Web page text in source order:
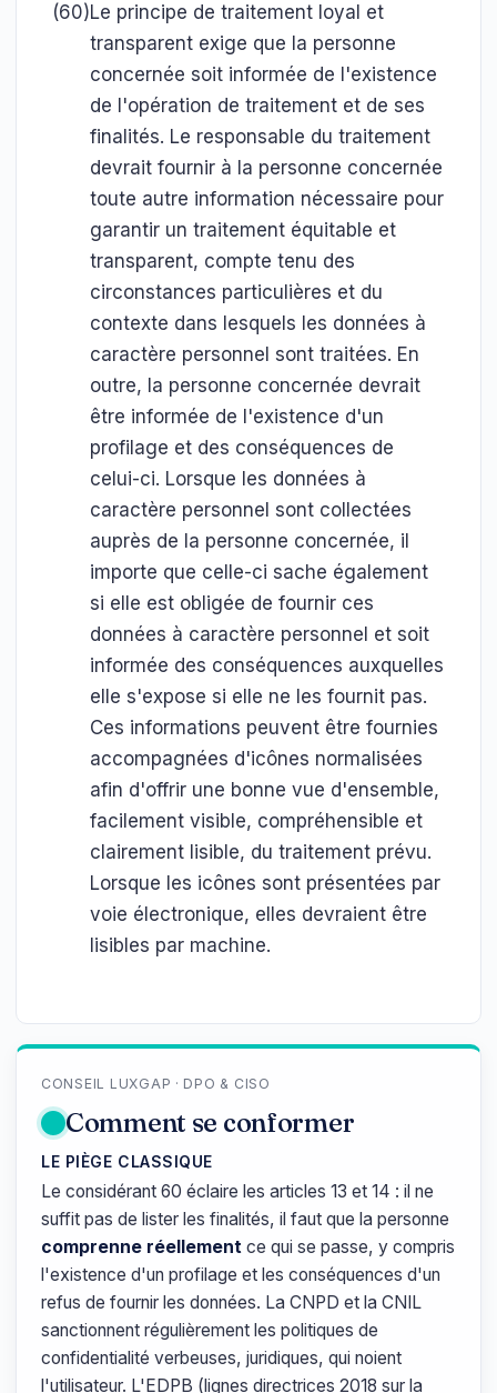
(60)Le principe de traitement loyal et
transparent exige que la personne
concernée soit informée de l'existence
de l'opération de traitement et de ses
finalités. Le responsable du traitement
devrait fournir à la personne concernée
toute autre information nécessaire pour
garantir un traitement équitable et
transparent, compte tenu des
circonstances particulières et du
contexte dans lesquels les données à
caractère personnel sont traitées. En
outre, la personne concernée devrait
être informée de l'existence d'un
profilage et des conséquences de
celui-ci. Lorsque les données à
caractère personnel sont collectées
auprès de la personne concernée, il
importe que celle-ci sache également
si elle est obligée de fournir ces
données à caractère personnel et soit
informée des conséquences auxquelles
elle s'expose si elle ne les fournit pas.
Ces informations peuvent être fournies
accompagnées d'icônes normalisées
afin d'offrir une bonne vue d'ensemble,
facilement visible, compréhensible et
clairement lisible, du traitement prévu.
Lorsque les icônes sont présentées par
voie électronique, elles devraient être
lisibles par machine.
CONSEIL LUXGAP · DPO & CISO
Comment se conformer
LE PIÈGE CLASSIQUE
Le considérant 60 éclaire les articles 13 et 14 : il ne
suffit pas de lister les finalités, il faut que la personne
comprenne réellement ce qui se passe, y compris
l'existence d'un profilage et les conséquences d'un
refus de fournir les données. La CNPD et la CNIL
sanctionnent régulièrement les politiques de
confidentialité verbeuses, juridiques, qui noient
l'utilisateur. L'EDPB (lignes directrices 2018 sur la